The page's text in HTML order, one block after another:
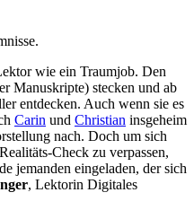
wie ein Traumjob. Den
Manuskripte) stecken und ab
entdecken. Auch wenn sie es
Carin und Christian insgeheim
nach. Doch um sich
Check zu verpassen,
jemanden eingeladen, der sich
, Lektorin Digitales